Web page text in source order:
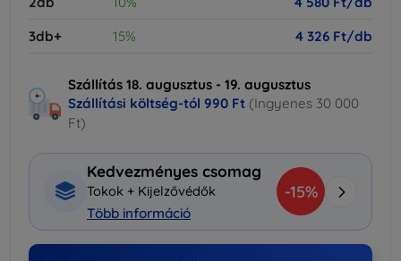
3db+
15% 4 326 Ft/db
Szállítás 18. augusztus - 19. augusztus
Szállítási költség-tól 990 Ft (Ingyenes 30 000
Ft)
Kedvezményes csomag
Tokok + Kijelzővédők
Több információ
-15%